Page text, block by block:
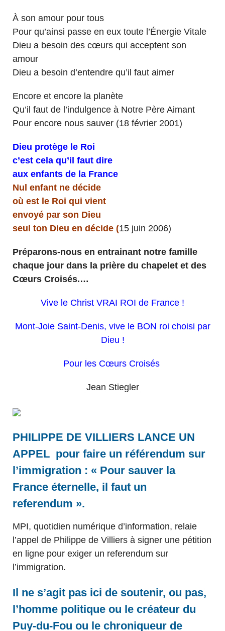
À son amour pour tous
Pour qu’ainsi passe en eux toute l’Énergie Vitale
Dieu a besoin des cœurs qui acceptent son
amour
Dieu a besoin d’entendre qu’il faut aimer
Encore et encore la planète
Qu’il faut de l’indulgence à Notre Père Aimant
Pour encore nous sauver (18 février 2001)
Dieu protège le Roi
c’est cela qu’il faut dire
aux enfants de la France
Nul enfant ne décide
où est le Roi qui vient
envoyé par son Dieu
seul ton Dieu en décide (15 juin 2006)
Préparons-nous en entrainant notre famille
chaque jour dans la prière du chapelet et des
Cœurs Croisés.…
Vive le Christ VRAI ROI de France !
Mont-Joie Saint-Denis, vive le BON roi choisi par
Dieu !
Pour les Cœurs Croisés
Jean Stiegler
PHILIPPE DE VILLIERS LANCE UN
APPEL pour faire un référendum sur
l’immigration : « Pour sauver la
France éternelle, il faut un
referendum ».
MPI, quotidien numérique d’information, relaie
l’appel de Philippe de Villiers à signer une pétition
en ligne pour exiger un referendum sur
l’immigration.
Il ne s’agit pas ici de soutenir, ou pas,
l’homme politique ou le créateur du
Puy-du-Fou ou le chroniqueur de